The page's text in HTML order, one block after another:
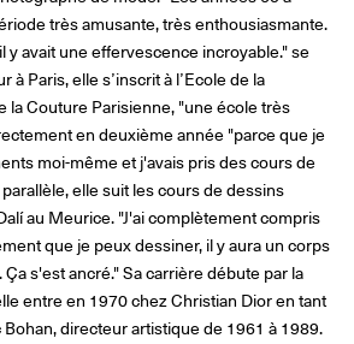
très amusante, très enthousiasmante.
y avait une effervescence incroyable." se
à Paris, elle s’inscrit à l’Ecole de la
la Couture Parisienne, "une école très
en deuxième année "parce que je
moi-même et j'avais pris des cours de
elle suit les cours de dessins
au Meurice. "J'ai complètement compris
que je peux dessiner, il y aura un corps
s'est ancré." Sa carrière débute par la
entre en 1970 chez Christian Dior en tant
directeur artistique de 1961 à 1989.
précédentes éditions